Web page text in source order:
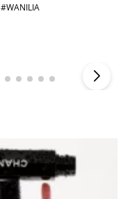
#WANILIA